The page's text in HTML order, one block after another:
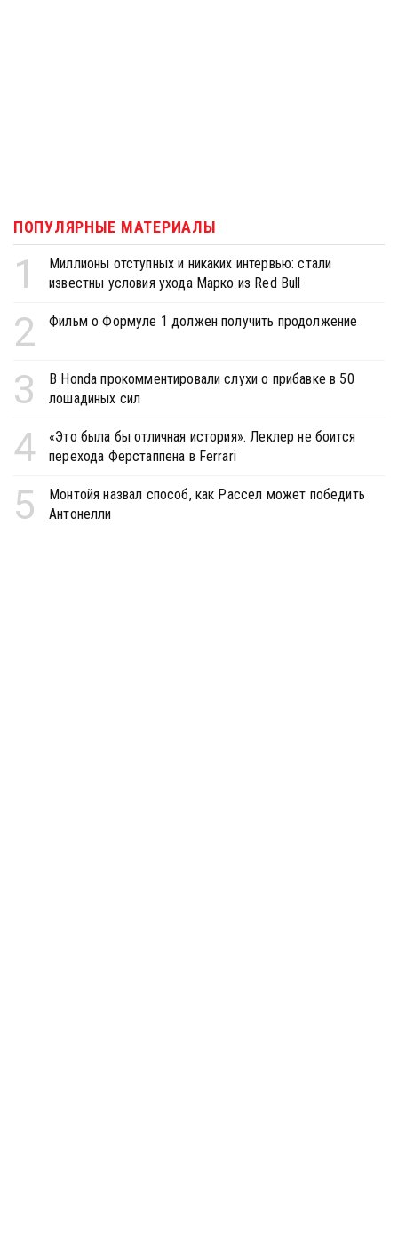
ПОПУЛЯРНЫЕ МАТЕРИАЛЫ
1
Миллионы отступных и никаких интервью: стали
известны условия ухода Марко из Red Bull
2 Фильм о Формуле 1 должен получить продолжение
3
В Honda прокомментировали слухи о прибавке в 50
лошадиных сил
4
«Это была бы отличная история». Леклер не боится
перехода Ферстаппена в Ferrari
5
Монтойя назвал способ, как Рассел может победить
Антонелли